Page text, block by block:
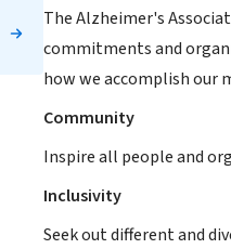
The Alzheimer's
commitments and
how we accomplish our
Community
Inspire all people and
Inclusivity
Seek out different and